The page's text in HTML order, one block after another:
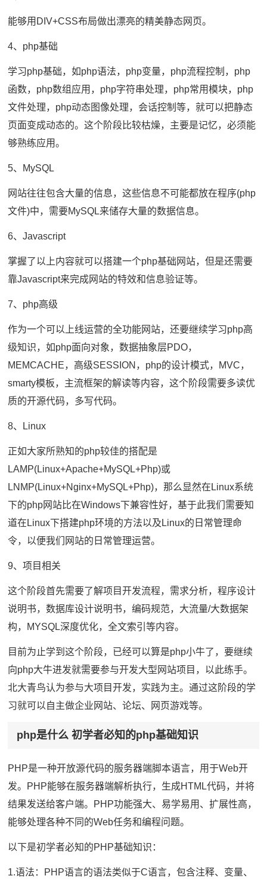
能够用DIV+CSS布局做出漂亮的精美静态网页。
4、php基础
学习php基础，如php语法，php变量，php流程控制，php
函数，php数组应用，php字符串处理，php常用模块，php
文件处理，php动态图像处理，会话控制等，就可以把静态
页面变成动态的。这个阶段比较枯燥，主要是记忆，必须能
够熟练应用。
5、MySQL
网站往往包含大量的信息，这些信息不可能都放在程序(php
文件)中，需要MySQL来储存大量的数据信息。
6、Javascript
掌握了以上内容就可以搭建一个php基础网站，但是还需要
靠Javascript来完成网站的特效和信息验证等。
7、php高级
作为一个可以上线运营的全功能网站，还要继续学习php高
级知识，如php面向对象，数据抽象层PDO，
MEMCACHE，高级SESSION，php的设计模式，MVC，
smarty模板，主流框架的解读等内容，这个阶段需要多读优
质的开源代码，多写代码。
8、Linux
正如大家所熟知的php较佳的搭配是
LAMP(Linux+Apache+MySQL+Php)或
LNMP(Linux+Nginx+MySQL+Php)，那么显然在Linux系统
下的php网站比在Windows下兼容性好，基于此我们需要知
道在Linux下搭建php环境的方法以及Linux的日常管理命
令，以便我们网站的日常管理运营。
9、项目相关
这个阶段首先需要了解项目开发流程，需求分析，程序设计
说明书，数据库设计说明书，编码规范，大流量/大数据架
构，MYSQL深度优化，全文索引等内容。
目前为止学到这个阶段，已经可以算是php小牛了，要继续
向php大牛进发就需要参与开发大型网站项目，以此练手。
北大青鸟认为参与大项目开发，实践为主。通过这阶段的学
习就可以自主做企业网站、论坛、网页游戏等。
php是什么 初学者必知的php基础知识
PHP是一种开放源代码的服务器端脚本语言，用于Web开
发。PHP能够在服务器端解析执行，生成HTML代码，并将
结果发送给客户端。PHP功能强大、易学易用、扩展性高，
能够处理各种不同的Web任务和编程问题。
以下是初学者必知的PHP基础知识：
1.语法：PHP语言的语法类似于C语言，包含注释、变量、